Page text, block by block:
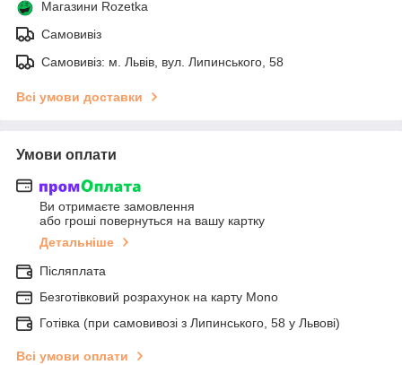
Магазини Rozetka
Самовивіз
Самовивіз: м. Львів, вул. Липинського, 58
Всі умови доставки
Умови оплати
Ви отримаєте замовлення
або гроші повернуться на вашу картку
Детальніше
Післяплата
Безготівковий розрахунок на карту Mono
Готівка (при самовивозі з Липинського, 58 у Львові)
Всі умови оплати